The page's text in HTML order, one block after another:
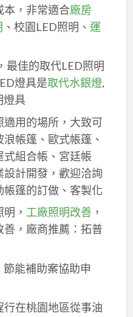
本，非常適合廠房
、校園LED照明、 運
最佳的取代LED照明
燈具是取代水銀燈,
燈具
用的場所，大致可
帳篷、歐式帳篷、
組合帳、宮廷帳
設計開發，歡迎洽詢
篷的訂做、客製化
， 工廠照明改善，
，廠商推薦：拓普
節能補助案協助申
行在桃園地區從事油